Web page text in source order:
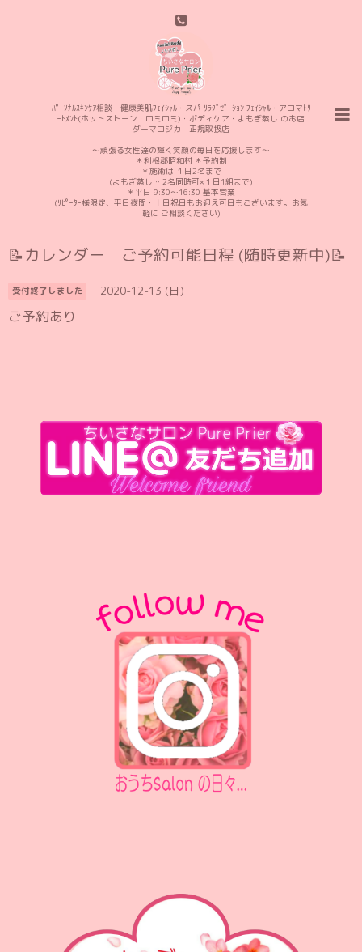
ﾊﾟｰｿﾅﾙｽｷﾝｹｱ相談・健康美肌ﾌｪｲｼｬﾙ・スパ ﾘﾗｸﾞｾﾞｰｼｮﾝ ﾌｪｲｼｬﾙ・アロマﾄﾘ
ｰﾄﾒﾝﾄ(ホットストーン・ロミロミ)・ボディケア・よもぎ蒸し のお店
ダーマロジカ 正規取扱店
〜頑張る女性達の輝く笑顔の毎日を応援します〜
＊利根郡昭和村 ＊予約制
＊施術は １日2名まで
(よもぎ蒸し… 2名同時可×１日1組まで)
＊平日 9:30〜16:30 基本営業
(ﾘﾋﾟｰﾀｰ様限定、平日夜間・土日祝日もお迎え可日もございます。お気
軽に ご相談ください)
📝カレンダー ご予約可能日程 (随時更新中)📝
受付終了しました 2020-12-13 (日)
ご予約あり